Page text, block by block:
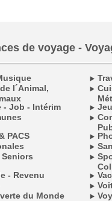
de voyage -
l´Animal,
- Job - Intérim
PACS
- Revenu
du Monde